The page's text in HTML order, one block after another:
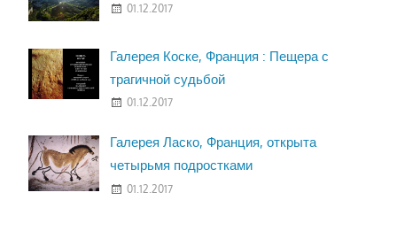
01.12.2017
Галерея Коске, Франция : Пещера с
трагичной судьбой
01.12.2017
Галерея Ласко, Франция, открыта
четырьмя подростками
01.12.2017